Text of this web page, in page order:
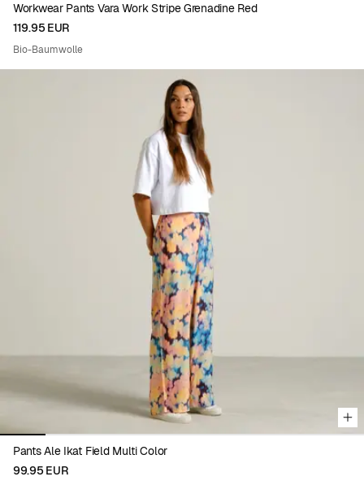
Workwear Pants Vara Work Stripe Grenadine Red
119.95 EUR
Bio-Baumwolle
Pants Ale Ikat Field Multi Color
99.95 EUR